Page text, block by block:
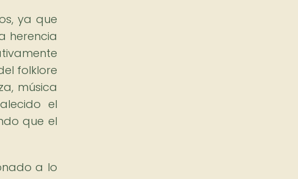
ya que
herencia
folklore
música
el
que el
a lo